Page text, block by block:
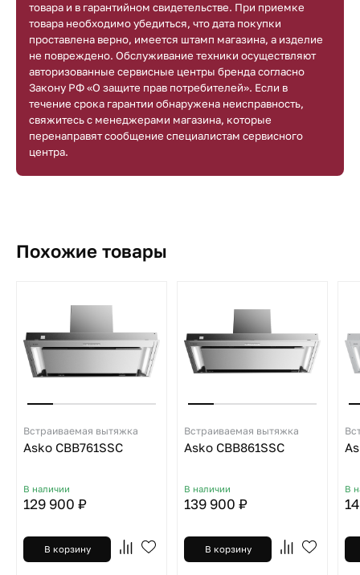
товара и в гарантийном свидетельстве. При приемке
товара необходимо убедиться, что дата покупки
проставлена верно, имеется штамп магазина, а изделие
не повреждено. Обслуживание техники осуществляют
авторизованные сервисные центры бренда согласно
Закону РФ «О защите прав потребителей». Если в
течение срока гарантии обнаружена неисправность,
свяжитесь с менеджерами магазина, которые
перенаправят сообщение специалистам сервисного
центра.
Похожие товары
Встраиваемая вытяжка
Asko CBB761SSC
В наличии
129 900 ₽
В корзину
Встраиваемая вытяжка
Asko CBB861SSC
В наличии
139 900 ₽
В корзину
В